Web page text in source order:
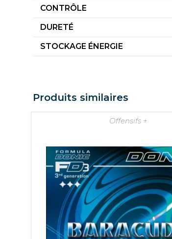
CONTRÔLE
DURETÉ
STOCKAGE ÉNERGIE
Produits similaires
Offensifs +